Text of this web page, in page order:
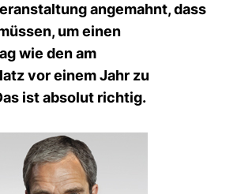
angemahnt, dass
um einen
wie den am
vor einem Jahr zu
ist absolut richtig.